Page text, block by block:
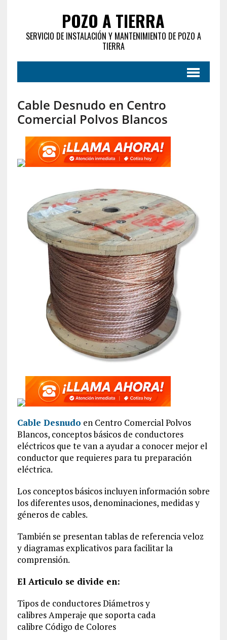
POZO A TIERRA
SERVICIO DE INSTALACIÓN Y MANTENIMIENTO DE POZO A
TIERRA
Cable Desnudo en Centro
Comercial Polvos Blancos
Cable Desnudo en Centro Comercial Polvos
Blancos, conceptos básicos de conductores
eléctricos que te van a ayudar a conocer mejor el
conductor que requieres para tu preparación
eléctrica.
Los conceptos básicos incluyen información sobre
los diferentes usos, denominaciones, medidas y
géneros de cables.
También se presentan tablas de referencia veloz
y diagramas explicativos para facilitar la
comprensión.
El Articulo se divide en:
Tipos de conductores Diámetros y
calibres Amperaje que soporta cada
calibre Código de Colores